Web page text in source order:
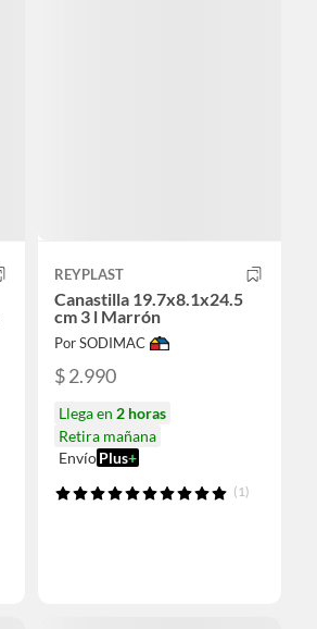
REYPLAST
Canastilla 19.7x8.1x24.5
cm 3 l Marrón
Por SODIMAC
$ 2.990
Llega en 2 horas
Retira mañana
EnvíoPlus+
(1)